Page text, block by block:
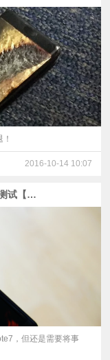
2016-10-14 10:07
最后一次为Galaxy Note7正名，纠正硬度测试【搞机啦字幕组】
，但还是需要将事